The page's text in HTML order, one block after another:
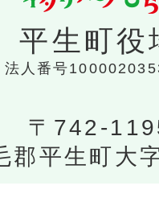
平生町役
法人番号
〒742-
郡平生町大